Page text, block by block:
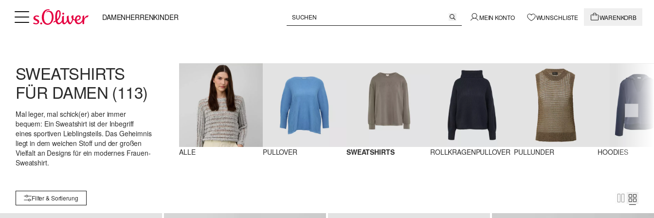
DAMENHERRENKINDER MEIN KONTO WUNSCHLISTE WARENKORB
SWEATSHIRTS
FÜR DAMEN (113)
Mal leger, mal schick(er) aber immer
bequem: Ein Sweatshirt ist der Inbegriff
eines sportiven Lieblingsteils. Das Geheimnis
liegt in dem weichen Stoff und der großen
Vielfalt an Designs für ein modernes Frauen-
Sweatshirt.
ALLE PULLOVER SWEATSHIRTS ROLLKRAGENPULLOVER PULLUNDER HOODIES
Filter & Sortierung